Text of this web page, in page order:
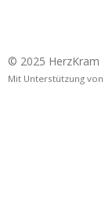
© 2025 HerzKram
Mit Unterstützung von